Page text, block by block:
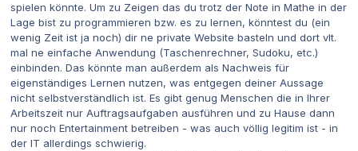
spielen könnte. Um zu Zeigen das du trotz der Note in Mathe in der
Lage bist zu programmieren bzw. es zu lernen, könntest du (ein
wenig Zeit ist ja noch) dir ne private Website basteln und dort vlt.
mal ne einfache Anwendung (Taschenrechner, Sudoku, etc.)
einbinden. Das könnte man außerdem als Nachweis für
eigenständiges Lernen nutzen, was entgegen deiner Aussage
nicht selbstverständlich ist. Es gibt genug Menschen die in Ihrer
Arbeitszeit nur Auftragsaufgaben ausführen und zu Hause dann
nur noch Entertainment betreiben - was auch völlig legitim ist - in
der IT allerdings schwierig.